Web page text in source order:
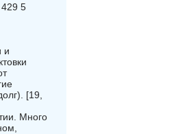
5
и
[19,
Много